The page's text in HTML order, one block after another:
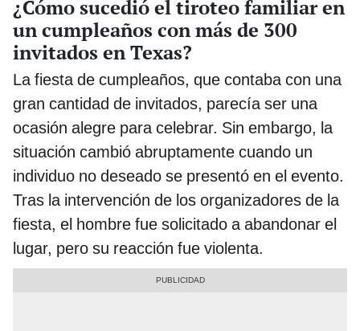
¿Cómo sucedió el tiroteo familiar en
un cumpleaños con más de 300
invitados en Texas?
La fiesta de cumpleaños, que contaba con una
gran cantidad de invitados, parecía ser una
ocasión alegre para celebrar. Sin embargo, la
situación cambió abruptamente cuando un
individuo no deseado se presentó en el evento.
Tras la intervención de los organizadores de la
fiesta, el hombre fue solicitado a abandonar el
lugar, pero su reacción fue violenta.